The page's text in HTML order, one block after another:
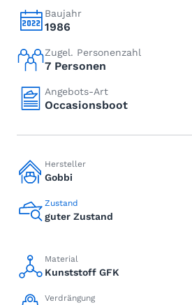
Baujahr
1986
Zugel. Personenzahl
7 Personen
Angebots-Art
Occasionsboot
Hersteller
Gobbi
Zustand
guter Zustand
Material
Kunststoff GFK
Verdrängung